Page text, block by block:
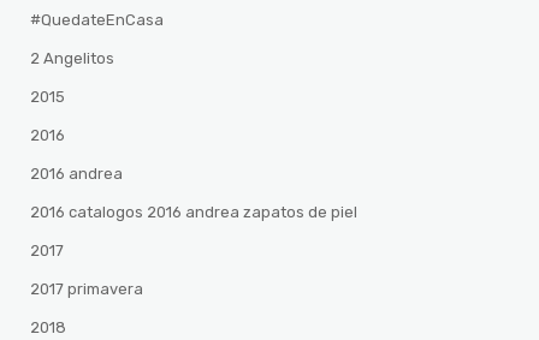
#QuedateEnCasa
2 Angelitos
2015
2016
2016 andrea
2016 catalogos 2016 andrea zapatos de piel
2017
2017 primavera
2018